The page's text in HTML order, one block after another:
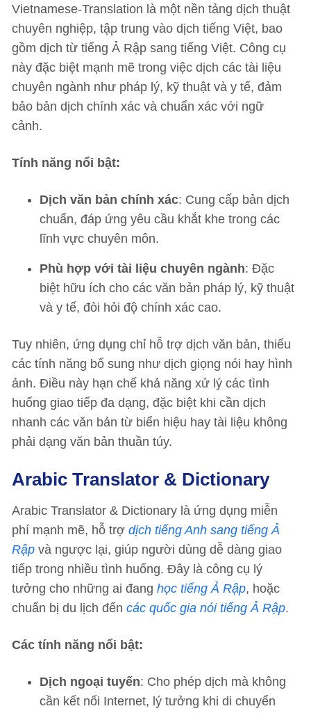
Vietnamese-Translation là một nền tảng dịch thuật
chuyên nghiệp, tập trung vào dịch tiếng Việt, bao
gồm dịch từ tiếng Ả Rập sang tiếng Việt. Công cụ
này đặc biệt mạnh mẽ trong việc dịch các tài liệu
chuyên ngành như pháp lý, kỹ thuật và y tế, đảm
bảo bản dịch chính xác và chuẩn xác với ngữ
cảnh.
Tính năng nổi bật:
Dịch văn bản chính xác: Cung cấp bản dịch
chuẩn, đáp ứng yêu cầu khắt khe trong các
lĩnh vực chuyên môn.
Phù hợp với tài liệu chuyên ngành: Đặc
biệt hữu ích cho các văn bản pháp lý, kỹ thuật
và y tế, đòi hỏi độ chính xác cao.
Tuy nhiên, ứng dụng chỉ hỗ trợ dịch văn bản, thiếu
các tính năng bổ sung như dịch giọng nói hay hình
ảnh. Điều này hạn chế khả năng xử lý các tình
huống giao tiếp đa dạng, đặc biệt khi cần dịch
nhanh các văn bản từ biển hiệu hay tài liệu không
phải dạng văn bản thuần túy.
Arabic Translator & Dictionary
Arabic Translator & Dictionary là ứng dụng miễn
phí mạnh mẽ, hỗ trợ dịch tiếng Anh sang tiếng Ả
Rập và ngược lại, giúp người dùng dễ dàng giao
tiếp trong nhiều tình huống. Đây là công cụ lý
tưởng cho những ai đang học tiếng Ả Rập, hoặc
chuẩn bị du lịch đến các quốc gia nói tiếng Ả Rập.
Các tính năng nổi bật:
Dịch ngoại tuyến: Cho phép dịch mà không
cần kết nối Internet, lý tưởng khi di chuyển